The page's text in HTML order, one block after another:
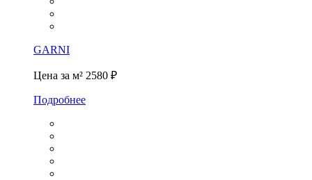
GARNI
Цена за м² 2580 ₽
Подробнее